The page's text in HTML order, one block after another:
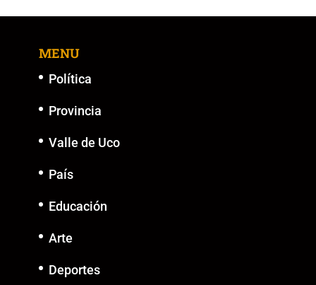
MENU
Política
Provincia
Valle de Uco
País
Educación
Arte
Deportes